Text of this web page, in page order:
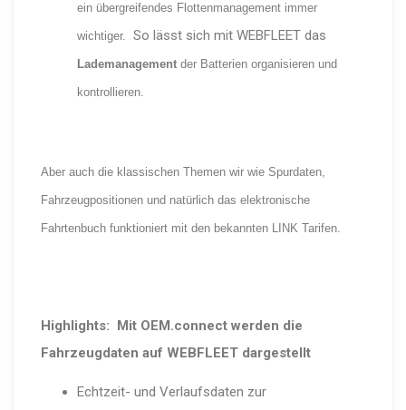
ein übergreifendes Flottenmanagement immer
wichtiger. So lässt sich mit WEBFLEET das
Lademanagementder Batterien organisieren und
kontrollieren.
Aber auch die klassischen Themen wir wie Spurdaten,
Fahrzeugpositionen und natürlich das elektronische
Fahrtenbuch funktioniert mit den bekannten LINK Tarifen.
Highlights:
Mit OEM.connect werden die
Fahrzeugdaten auf WEBFLEET dargestellt
Echtzeit- und Verlaufsdaten zur